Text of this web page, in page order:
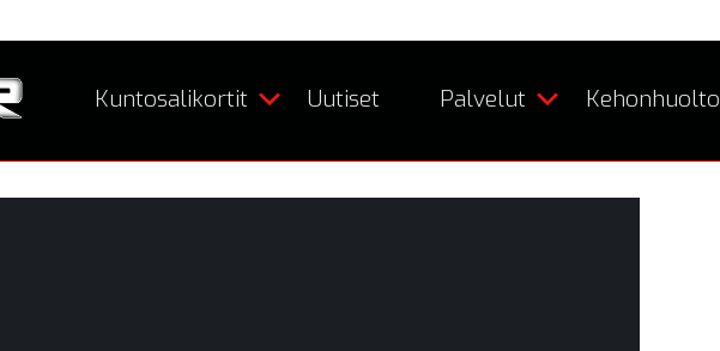
Kuntosalikortit Uutiset Palvelut Kehonhuolto